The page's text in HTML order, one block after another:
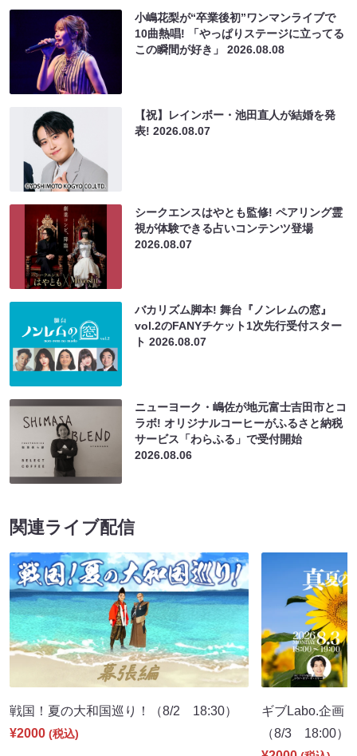
小嶋花梨が“卒業後初”ワンマンライブで
10曲熱唱! 「やっぱりステージに立ってる
この瞬間が好き」2026.08.08
【祝】レインボー・池田直人が結婚を発
表!2026.08.07
シークエンスはやとも監修! ペアリング霊
視が体験できる占いコンテンツ登場
2026.08.07
バカリズム脚本! 舞台『ノンレムの窓』
vol.2のFANYチケット1次先行受付スター
ト2026.08.07
ニューヨーク・嶋佐が地元富士吉田市とコ
ラボ! オリジナルコーヒーがふるさと納税
サービス「わらふる」で受付開始
2026.08.06
関連ライブ配信
戦国！夏の大和国巡り！（8/2 18:30）
¥2000 (税込)
ギブLabo.企画
（8/3 18:00）